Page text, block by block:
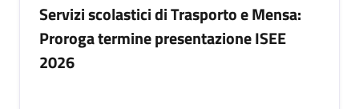
Servizi scolastici di Trasporto e Mensa:
Proroga termine presentazione ISEE
2026